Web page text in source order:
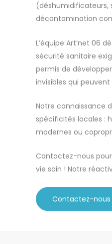
décontamination
L’équipe Art’net 06
sécurité sanitaire
permis de
invisibles qui
Notre connaissance
spécificités locales :
modernes ou
Contactez-nous
vie sain ! Notre
Contactez-nous